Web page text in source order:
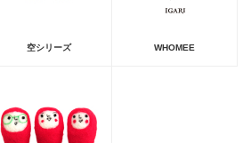
空シリーズ WHOMEE